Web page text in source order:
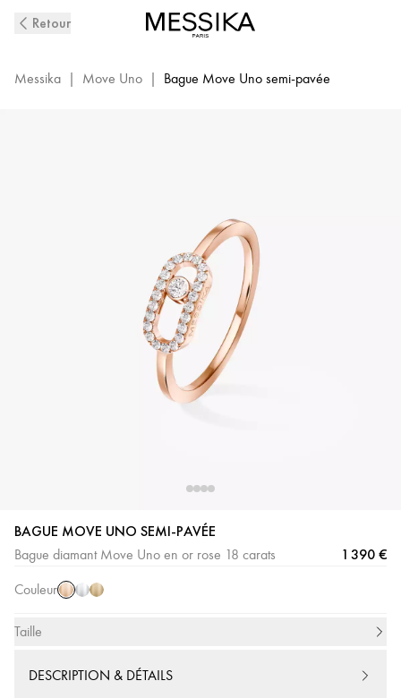
Move
Or
Retour
Messika | Move Uno | Bague Move Uno semi-pavée
BAGUE MOVE UNO SEMI-PAVÉE
Bague diamant Move Uno en or rose 18 carats 1 390 €
Couleur
Or
Rose
Or
Taille
DESCRIPTION & DÉTAILS